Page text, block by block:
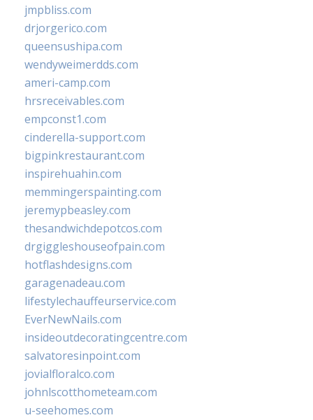
jmpbliss.com
drjorgerico.com
queensushipa.com
wendyweimerdds.com
ameri-camp.com
hrsreceivables.com
empconst1.com
cinderella-support.com
bigpinkrestaurant.com
inspirehuahin.com
memmingerspainting.com
jeremypbeasley.com
thesandwichdepotcos.com
drgiggleshouseofpain.com
hotflashdesigns.com
garagenadeau.com
lifestylechauffeurservice.com
EverNewNails.com
insideoutdecoratingcentre.com
salvatoresinpoint.com
jovialfloralco.com
johnlscotthometeam.com
u-seehomes.com